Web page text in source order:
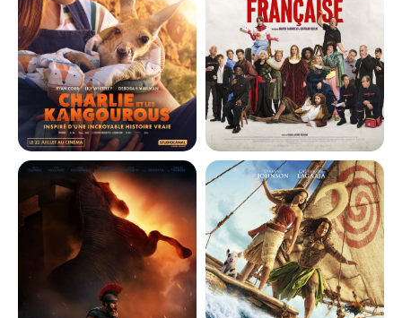
Réservation
Comédie
VF
Réservation
Action, Aventure...
VF
CHARLIE ET LES KANGOUROUS
Horaires et Infos
Bande-annonce
Réservation
Comédie, Famili...
DE LA COMÉDIE-FRANÇAISE
Horaires et Infos
Bande-annonce
Réservation
Comédie